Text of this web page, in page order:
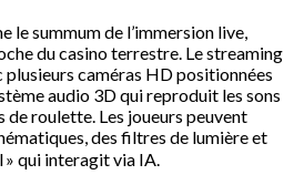
le summum de l’immersion live,
du casino terrestre. Le streaming
plusieurs caméras HD positionnées
audio 3D qui reproduit les sons
de roulette. Les joueurs peuvent
des filtres de lumière et
qui interagit via IA.